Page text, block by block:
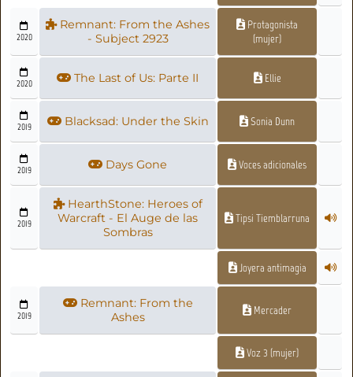
2020
Remnant: From the Ashes
- Subject 2923
Protagonista
(mujer)
2020 The Last of Us: Parte II Ellie
2019 Blacksad: Under the Skin Sonia Dunn
2019 Days Gone Voces adicionales
2019
HearthStone: Heroes of
Warcraft - El Auge de las
Sombras
Tipsi Tiemblarruna
Joyera antimagia
2019
Remnant: From the
Ashes
Mercader
Voz 3 (mujer)